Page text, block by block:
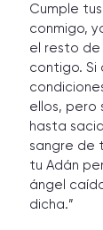
Cumple
conmigo,
el resto de
contigo. Si
ellos, pero
hasta
sangre de
tu Adán
ángel
dicha.”